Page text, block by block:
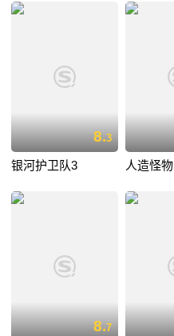
8.3
银河护卫队3 人造怪物
8.7